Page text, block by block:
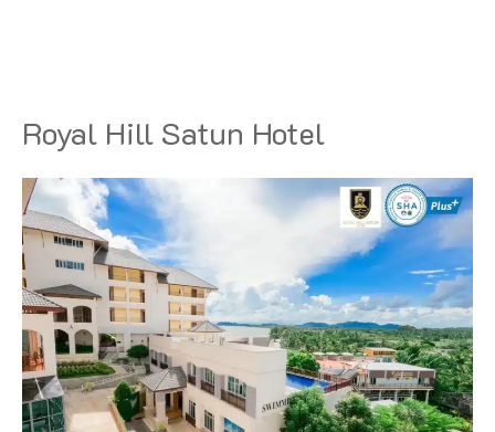
Royal Hill Satun Hotel